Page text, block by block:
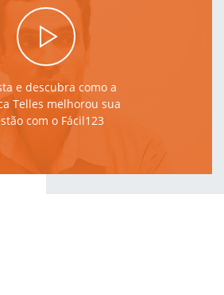
e descubra como a
Telles melhorou sua
com o Fácil123